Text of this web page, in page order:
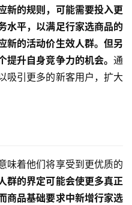
新的规则，可能需要投入更
水平，以满足行家选商品的
新的活动价生效人群。但另
升自身竞争力的机会。 通
吸引更多的新客用户，扩大
味着他们将享受到更优质的
群的界定可能会使更多真正
商品基础要求中新增行家选